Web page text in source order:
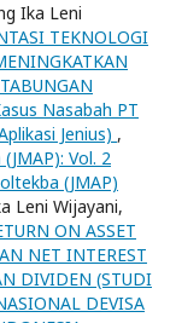
Ika Leni
TEKNOLOGI
Nasabah PT
Jenius) ,
Vol. 2
(JMAP)
Leni Wijayani,
ON ASSET
NET INTEREST
DIVIDEN (STUDI
DEVISA